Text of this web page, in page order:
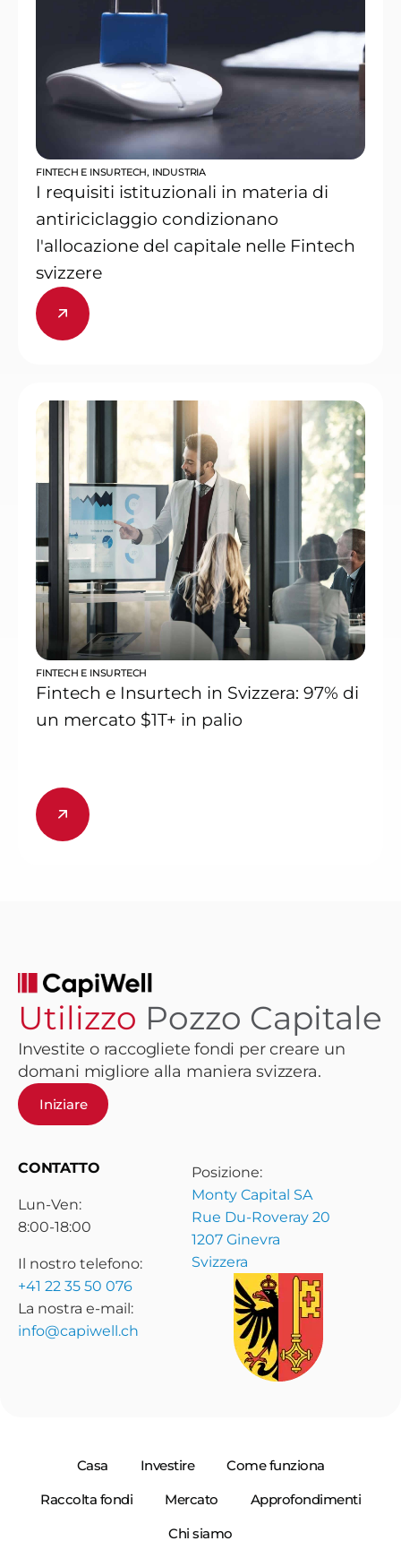
FINTECH E INSURTECH, INDUSTRIA
I requisiti istituzionali in materia di
antiriciclaggio condizionano
l'allocazione del capitale nelle Fintech
svizzere
FINTECH E INSURTECH
Fintech e Insurtech in Svizzera: 97% di
un mercato $1T+ in palio
Utilizzo Pozzo Capitale
Investite o raccogliete fondi per creare un
domani migliore alla maniera svizzera.
Iniziare
CONTATTO
Lun-Ven:
8:00-18:00
Il nostro telefono:
+41 22 35 50 076
La nostra e-mail:
info@capiwell.ch
Posizione:
Monty Capital SA
Rue Du-Roveray 20
1207 Ginevra
Svizzera
Casa Investire
Come funziona
Raccolta fondi
Mercato
Approfondimenti
Chi siamo